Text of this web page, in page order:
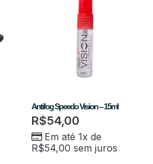
Antifog Speedo Vision – 15ml
R$54,00
Em até 1x de
R$54,00 sem juros